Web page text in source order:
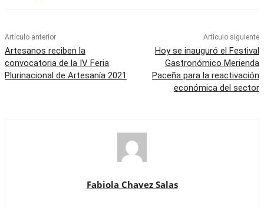
Artículo anterior
Artesanos reciben la
convocatoria de la IV Feria
Plurinacional de Artesanía 2021
Artículo siguiente
Hoy se inauguró el Festival
Gastronómico Merienda
Paceña para la reactivación
económica del sector
Fabiola Chavez Salas